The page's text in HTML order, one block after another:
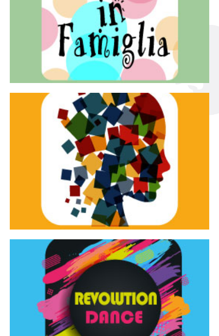
Teatro in famiglia
Teatro In Famiglia è una rassegna di teatro concepita
per far condividere e godere del teatro all’intera
famiglia.
Tracce dinamiche
Tracce Dinamiche è una rassegna di teatro
d’innovazione e sperimentale.
Continua
Revolution Dance
Rassegna di danza contemporanea – I Edizione